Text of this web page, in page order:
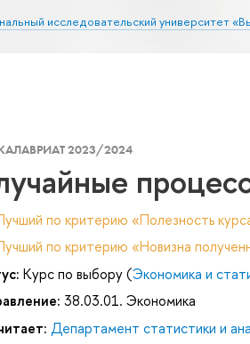
исследовательский университет
2023/2024
по критерию «Полезность
по критерию «Новизна
Курс по выбору (Экономика и
38.03.01. Экономика
Департамент статистики и